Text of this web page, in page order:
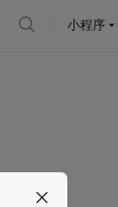
小程序